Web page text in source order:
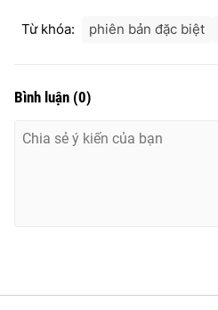
Từ khóa: phiên bản đặc biệt
Bình luận (0)